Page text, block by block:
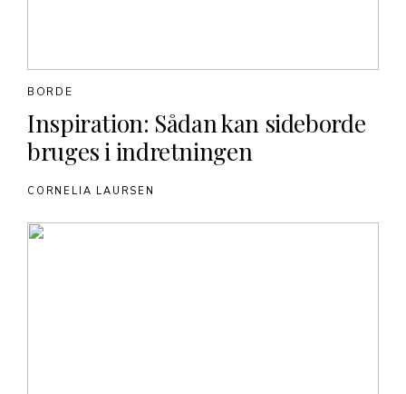
Inspiration: Sådan kan sideborde
bruges i indretningen
BORDE
CORNELIA LAURSEN